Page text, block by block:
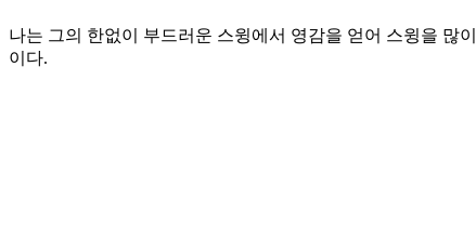
나는 그의 한없이 부드러운 스윙에서 영감을 얻어 스윙을 많
이다.